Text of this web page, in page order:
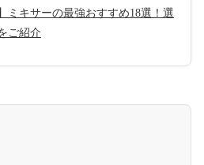
ミキサーの最強おすすめ18選！選
ご紹介